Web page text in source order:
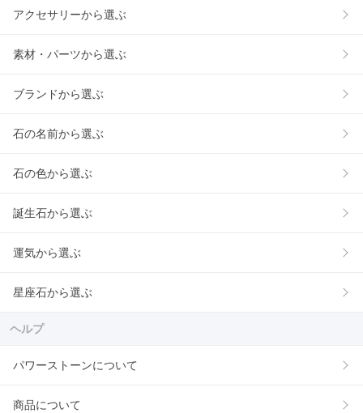
アクセサリーから選ぶ
素材・パーツから選ぶ
ブランドから選ぶ
石の名前から選ぶ
石の色から選ぶ
誕生石から選ぶ
運気から選ぶ
星座石から選ぶ
ヘルプ
パワーストーンについて
商品について